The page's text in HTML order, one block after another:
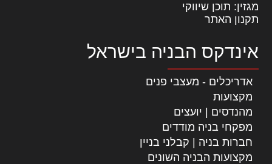
מגזין: תוכן שיווקי
תקנון האתר
אינדקס הבניה בישראל
אדריכלים - מעצבי פנים
מקצועות
מהנדסים | יועצים
מפקחי בניה מודדים
חברות בניה | קבלני בניין
מקצועות הבניה השונים